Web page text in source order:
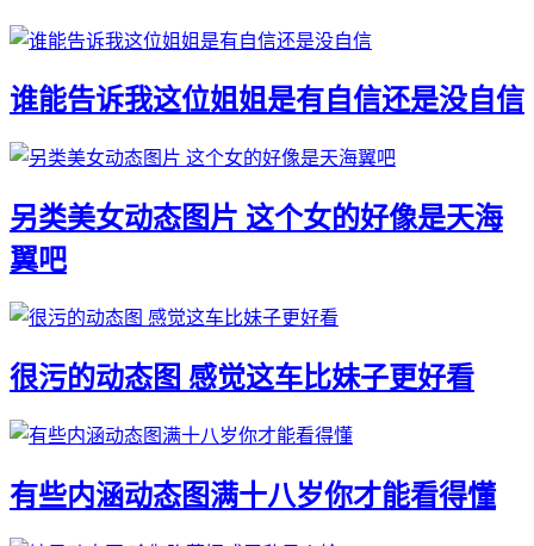
谁能告诉我这位姐姐是有自信还是没自信
另类美女动态图片 这个女的好像是天海
翼吧
很污的动态图 感觉这车比妹子更好看
有些内涵动态图满十八岁你才能看得懂